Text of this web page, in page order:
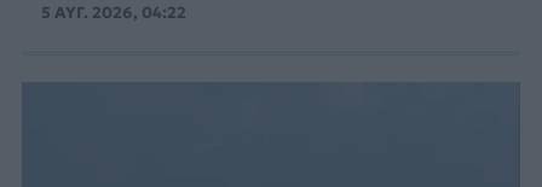
5 ΑΥΓ. 2026, 04:22